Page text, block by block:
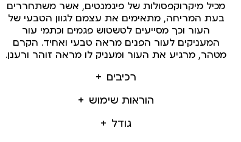
רכיבים
הוראות שימוש
גודל
מכיל מיקרוקפסולות של פיגמנטים, אשר משתחררים
בעת המריחה, מתאימים את עצמם לגוון הטבעי של
העור וכך מסייעים לטשטוש פגמים וכתמי עור
המעניקים לעור הפנים מראה טבעי ואחיד. הקרם
מטהר, מרגיע את העור ומעניק לו מראה זוהר ורענן.